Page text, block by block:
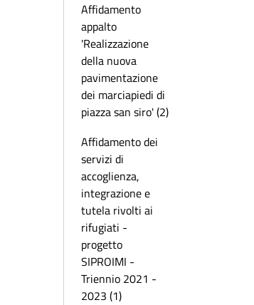
Affidamento
appalto
'Realizzazione
della nuova
pavimentazione
dei marciapiedi di
piazza san siro' (2)
Affidamento dei
servizi di
accoglienza,
integrazione e
tutela rivolti ai
rifugiati -
progetto
SIPROIMI -
Triennio 2021 -
2023 (1)